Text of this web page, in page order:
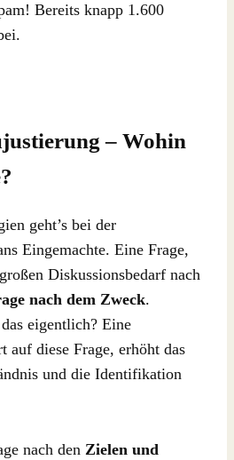
Bereits knapp 1.600
– Wohin
geht’s bei der
Eingemachte. Eine Frage,
Diskussionsbedarf nach
nach dem Zweck.
eigentlich? Eine
auf diese Frage, erhöht das
und die Identifikation
nach den Zielen und